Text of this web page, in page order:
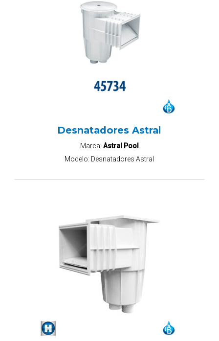
Desnatadores Astral
Marca: Astral Pool
Modelo: Desnatadores Astral